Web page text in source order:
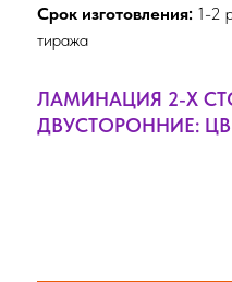
Срок изготовления: 1-2
тиража
ЛАМИНАЦИЯ 2-Х
ДВУСТОРОННИЕ: